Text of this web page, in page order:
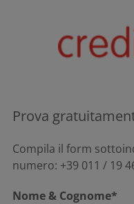
Prova
Compila il form
numero: +39 011 / 19
Nome & Cognome*